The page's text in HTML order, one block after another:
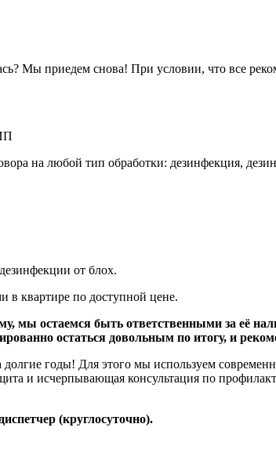
Мы приедем снова! При условии, что все
на любой тип обработки: дезинфекция,
от блох.
квартире по доступной цене.
мы остаемся быть ответственными за её
остаться довольным по итогу, и
годы! Для этого мы используем
и исчерпывающая консультация по
(круглосуточно).